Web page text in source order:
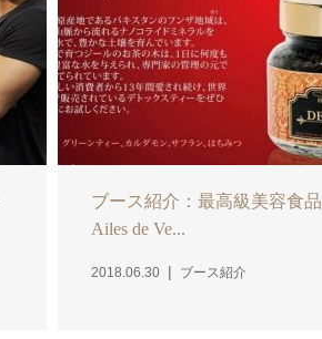
ブース紹介：最高級美容食品
Ailes de Ve...
2018.06.30 ブース紹介